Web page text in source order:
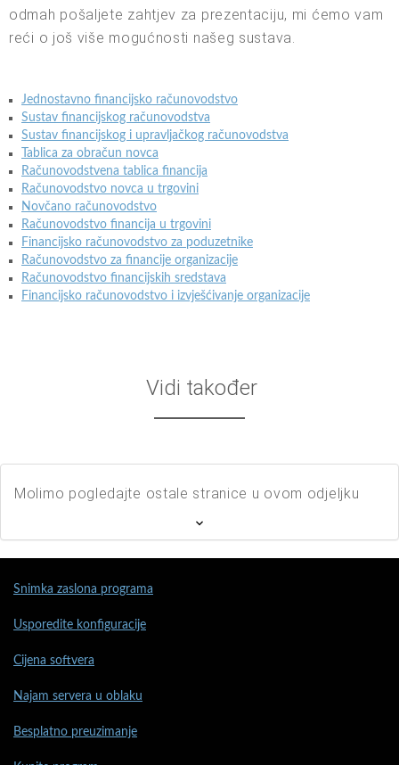
odmah pošaljete zahtjev za prezentaciju, mi ćemo vam
reći o još više mogućnosti našeg sustava.
Jednostavno financijsko računovodstvo
Sustav financijskog računovodstva
Sustav financijskog i upravljačkog računovodstva
Tablica za obračun novca
Računovodstvena tablica financija
Računovodstvo novca u trgovini
Novčano računovodstvo
Računovodstvo financija u trgovini
Financijsko računovodstvo za poduzetnike
Računovodstvo za financije organizacije
Računovodstvo financijskih sredstava
Financijsko računovodstvo i izvješćivanje organizacije
Vidi također
Molimo pogledajte ostale stranice u ovom odjeljku
Snimka zaslona programa
Usporedite konfiguracije
Cijena softvera
Najam servera u oblaku
Besplatno preuzimanje